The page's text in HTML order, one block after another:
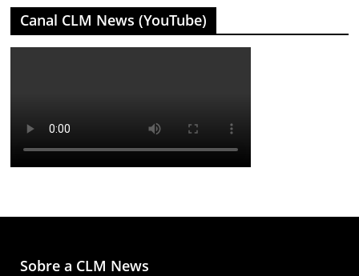
Canal CLM News (YouTube)
Sobre a CLM News